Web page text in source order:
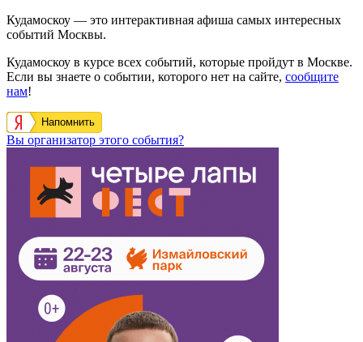
Кудамоскоу — это интерактивная афиша самых интересных
событий Москвы.
Кудамоскоу в курсе всех событий, которые пройдут в Москве.
Если вы знаете о событии, которого нет на сайте, сообщите
нам!
Напомнить
Вы организатор этого события?